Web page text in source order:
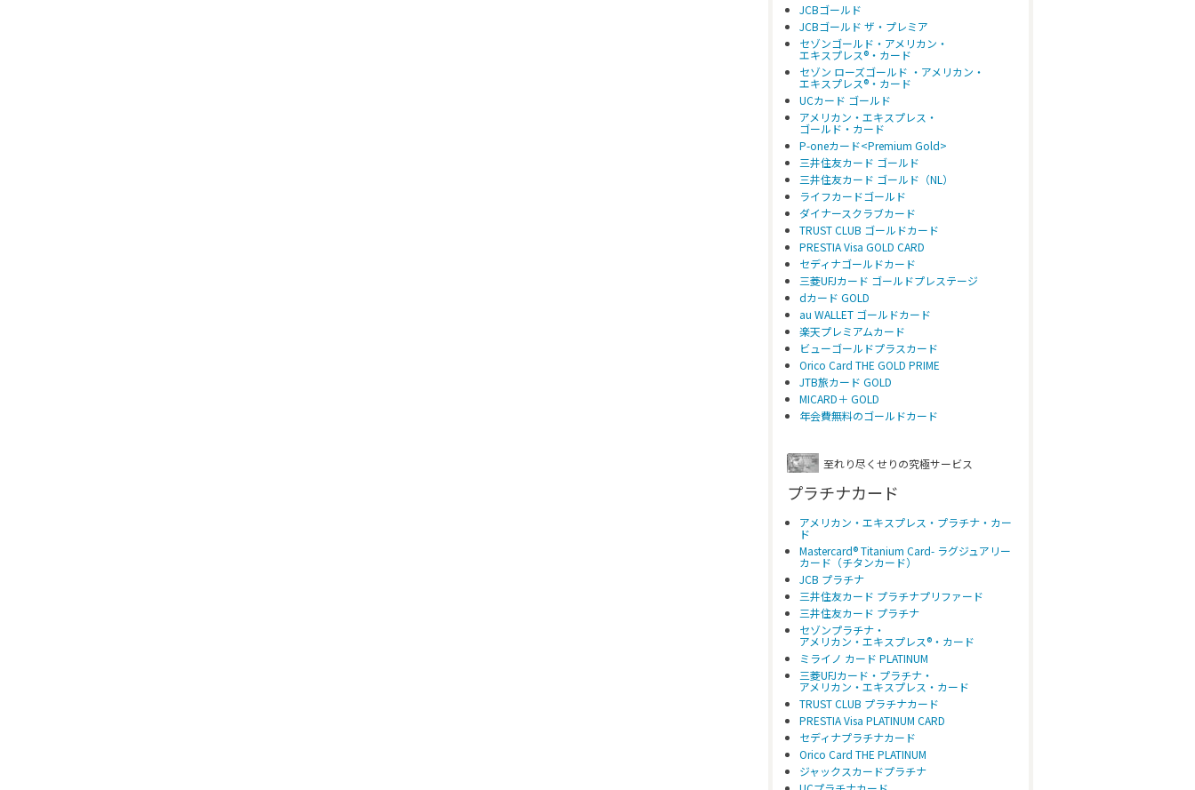
JCBゴールド
JCBゴールド ザ・プレミア
セゾンゴールド・アメリカン・
エキスプレス®・カード
セゾン ローズゴールド ・アメリカン・
エキスプレス®・カード
UCカード ゴールド
アメリカン・エキスプレス・
ゴールド・カード
P-oneカード<Premium Gold>
三井住友カード ゴールド
三井住友カード ゴールド（NL）
ライフカードゴールド
ダイナースクラブカード
TRUST CLUB ゴールドカード
PRESTIA Visa GOLD CARD
セディナゴールドカード
三菱UFJカード ゴールドプレステージ
dカード GOLD
au WALLET ゴールドカード
楽天プレミアムカード
ビューゴールドプラスカード
Orico Card THE GOLD PRIME
JTB旅カード GOLD
MICARD＋ GOLD
年会費無料のゴールドカード
至れり尽くせりの究極サービス
プラチナカード
アメリカン・エキスプレス・プラチナ・カー
ド
Mastercard® Titanium Card- ラグジュアリー
カード（チタンカード）
JCB プラチナ
三井住友カード プラチナプリファード
三井住友カード プラチナ
セゾンプラチナ・
アメリカン・エキスプレス®・カード
ミライノ カード PLATINUM
三菱UFJカード・プラチナ・
アメリカン・エキスプレス・カード
TRUST CLUB プラチナカード
PRESTIA Visa PLATINUM CARD
セディナプラチナカード
Orico Card THE PLATINUM
ジャックスカードプラチナ